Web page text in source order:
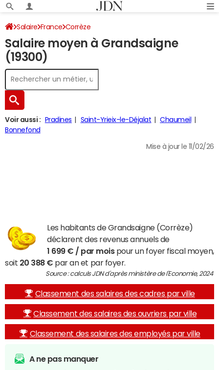
Salaire France Corrèze
Salaire moyen à Grandsaigne
(19300)
Voir aussi : Pradines Saint-Yrieix-le-Déjalat
Chaumeil
Bonnefond
Mise à jour le 11/02/26
Les habitants de Grandsaigne (Corrèze)
déclarent des revenus annuels de
1 699 € / par moispour un foyer fiscal moyen,
soit 20 388 € par an et par foyer.
Source : calculs JDN d'après ministère de l'Economie, 2024
Classement des salaires des cadres par ville
Classement des salaires des ouvriers par ville
Classement des salaires des employés par ville
A ne pas manquer